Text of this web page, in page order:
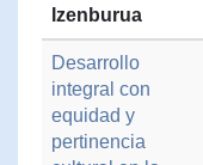
Izenburua
Desarrollo
integral con
equidad y
pertinencia